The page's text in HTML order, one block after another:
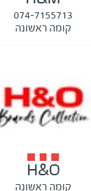
074-7155713
קומה ראשונה
H&O
קומה ראשונה